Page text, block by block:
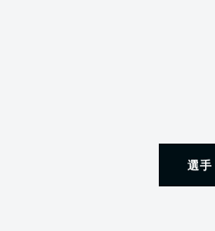
選手